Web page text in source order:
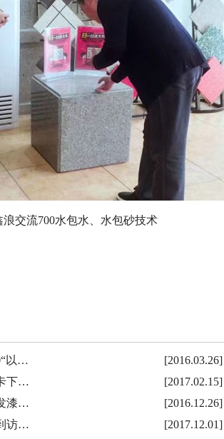
交流700水包水、水包砂技术
[2016.03.26]
以…
[2017.02.15]
下…
[2016.12.26]
漆…
[2017.12.01]
访…